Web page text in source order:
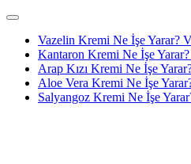
Vazelin Kremi Ne İşe Yarar?
Kantaron Kremi Ne İşe
Arap Kızı Kremi Ne İşe
Aloe Vera Kremi Ne İşe
Salyangoz Kremi Ne İşe